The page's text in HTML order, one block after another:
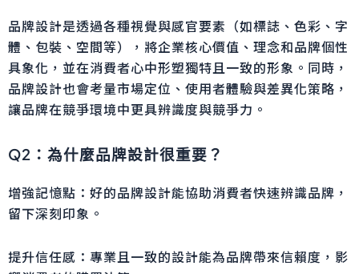
品牌設計是透過各種視覺與感官要素（如標誌、色彩、字
體、包裝、空間等），將企業核心價值、理念和品牌個性
具象化，並在消費者心中形塑獨特且一致的形象。同時，
品牌設計也會考量市場定位、使用者體驗與差異化策略，
讓品牌在競爭環境中更具辨識度與競爭力。
Q2：為什麼品牌設計很重要？
增強記憶點：好的品牌設計能協助消費者快速辨識品牌，
留下深刻印象。
提升信任感：專業且一致的設計能為品牌帶來信賴度，影